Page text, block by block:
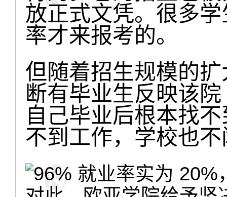
放正式文凭。很多
率才来报考的。
但随着招生规模的
断有毕业生反映该
自己毕业后根本找
不到工作，学校也